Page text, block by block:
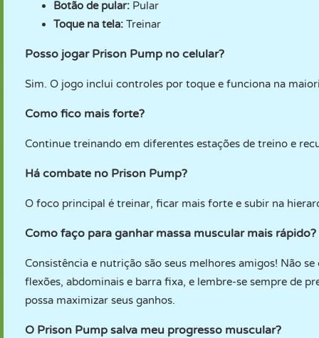
Botão de pular: Pular
Toque na tela: Treinar
Posso jogar Prison Pump no celular?
Sim. O jogo inclui controles por toque e funciona na
Como fico mais forte?
Continue treinando em diferentes estações de treino e
Há combate no Prison Pump?
O foco principal é treinar, ficar mais forte e subir na
Como faço para ganhar massa muscular mais rápido?
Consistência e nutrição são seus melhores amigos! Não
flexões, abdominais e barra fixa, e lembre-se sempre de
possa maximizar seus ganhos.
O Prison Pump salva meu progresso muscular?